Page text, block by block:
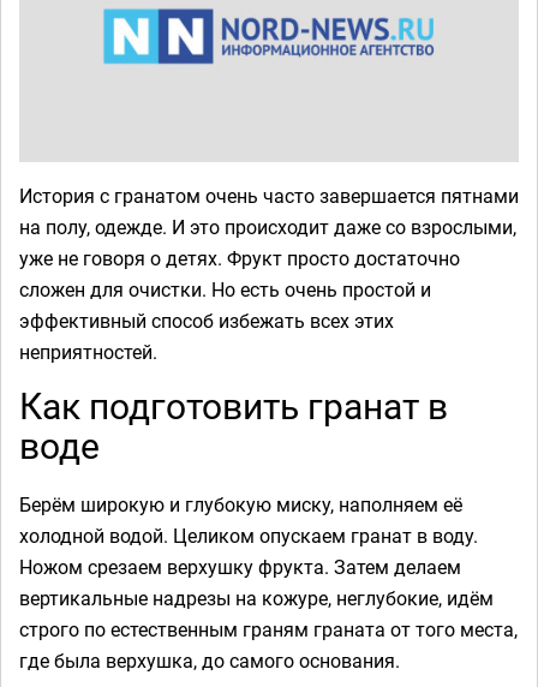
История с гранатом очень часто завершается пятнами
на полу, одежде. И это происходит даже со взрослыми,
уже не говоря о детях. Фрукт просто достаточно
сложен для очистки. Но есть очень простой и
эффективный способ избежать всех этих
неприятностей.
Как подготовить гранат в
воде
Берём широкую и глубокую миску, наполняем её
холодной водой. Целиком опускаем гранат в воду.
Ножом срезаем верхушку фрукта. Затем делаем
вертикальные надрезы на кожуре, неглубокие, идём
строго по естественным граням граната от того места,
где была верхушка, до самого основания.